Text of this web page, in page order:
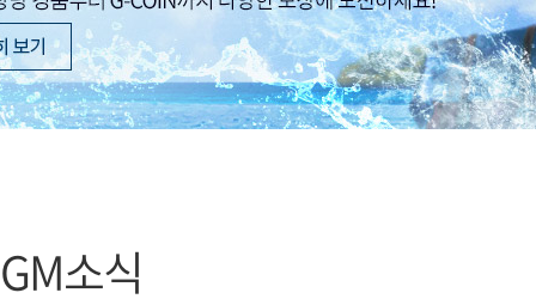
모바일게임
우마무스메 프리티 더비
SMiniz
프렌즈팝콘
서비스
내정보
보안센터
GM소식